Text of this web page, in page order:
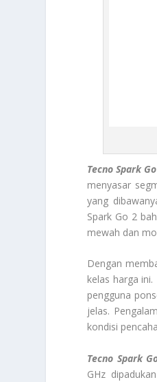
Tecno Spark Go
menyasar
yang
Spark Go 2
mewah dan
Dengan
kelas harga
pengguna
jelas.
kondisi
Tecno Spark
GHz